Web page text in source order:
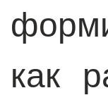
как